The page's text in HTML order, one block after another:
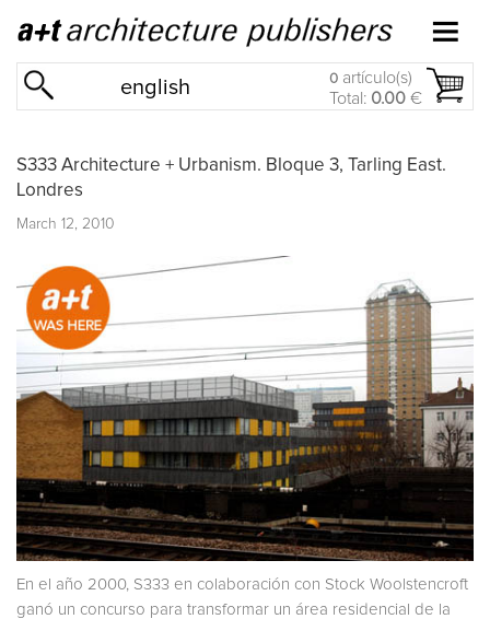
english 0 artículo(s)
Total: 0.00 €
S333 Architecture + Urbanism. Bloque 3, Tarling East.
Londres
March 12, 2010
En el año 2000, S333 en colaboración con Stock Woolstencroft
ganó un concurso para transformar un área residencial de la